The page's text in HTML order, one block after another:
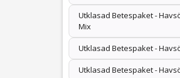
Utklasad Betespaket -
Mix
Utklasad Betespaket -
Utklasad Betespaket -